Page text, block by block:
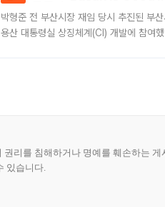
박형준 전 부산시장 재임 당시 추진된 부
용산 대통령실 상징체계(CI) 개발에 참여